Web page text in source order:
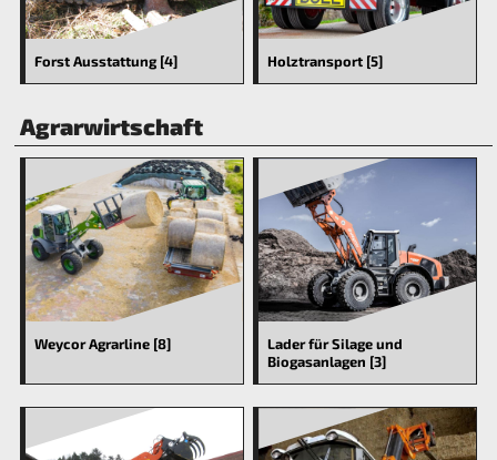
Forst Ausstattung [4] Holztransport [5]
Agrarwirtschaft
Weycor Agrarline [8]
Lader für Silage und
Biogasanlagen [3]